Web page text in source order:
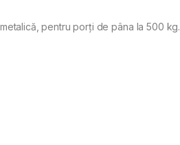
pentru porți de pâna la 500 kg.